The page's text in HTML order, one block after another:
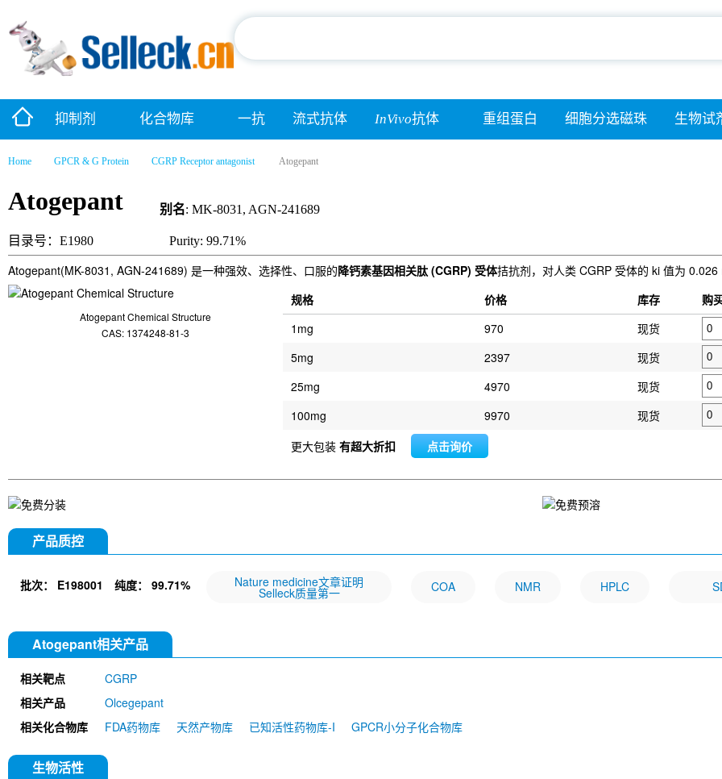
抑制剂 化合物库 一抗 流式抗体 InVivo抗体 重组蛋白 细胞分选磁珠 生物试
Home GPCR & G Protein CGRP Receptor antagonist Atogepant
Atogepant 别名: MK-8031, AGN-241689
目录号：E1980 Purity: 99.71%
Atogepant(MK-8031, AGN-241689) 是一种强效、选择性、口服的降钙素基因相关肽 (CGRP) 受体拮抗剂，对人类 CGRP 受体的 ki 值为
Atogepant Chemical Structure
CAS: 1374248-81-3
规格 价格 库存
购
1mg
970
现货
5mg
2397
现货
25mg
4970
现货
100mg
9970
现货
更大包装 有超大折扣 点击询价
产品质控
批次： E198001 纯度： 99.71% Nature medicine文章证明
Selleck质量第一 COA NMR HPLC
Atogepant相关产品
相关靶点
CGRP
相关产品
Olcegepant
相关化合物库
FDA药物库 天然产物库 已知活性药物库-I GPCR小分子化合物库
生物活性